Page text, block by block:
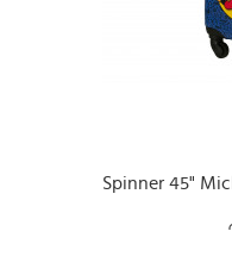
Spinner 45"